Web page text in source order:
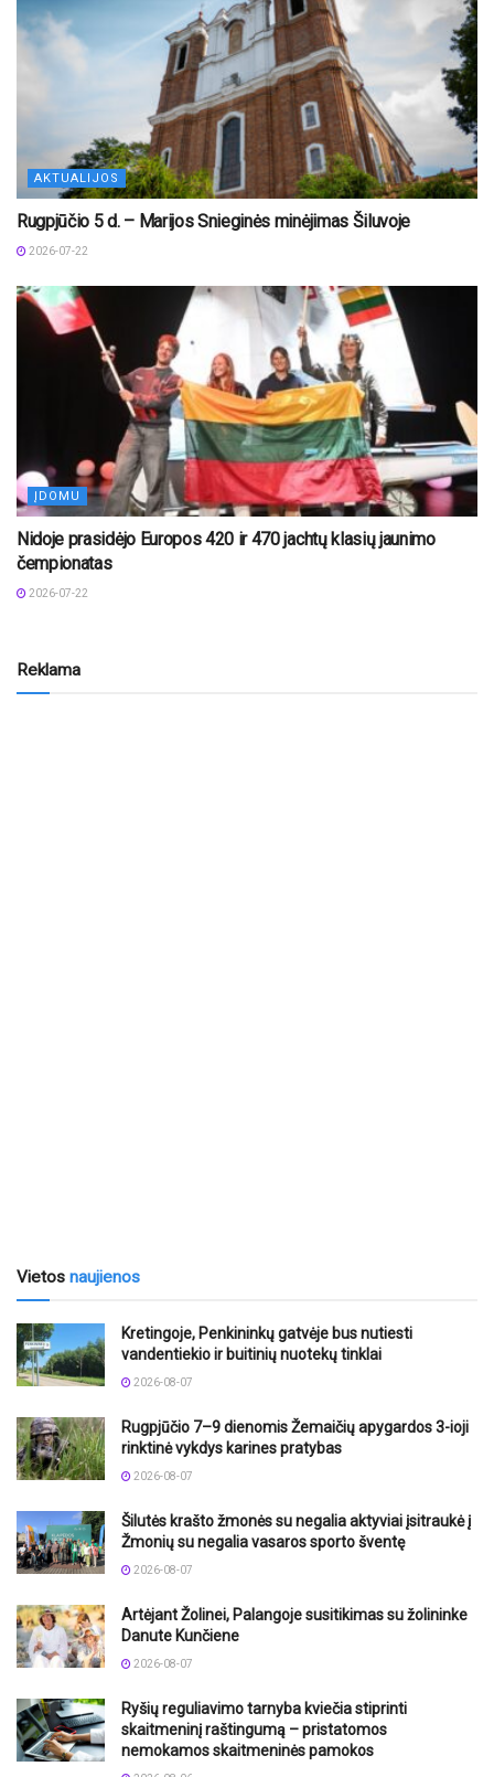
AKTUALIJOS
Rugpjūčio 5 d. – Marijos Snieginės minėjimas Šiluvoje
2026-07-22
ĮDOMU
Nidoje prasidėjo Europos 420 ir 470 jachtų klasių jaunimo
čempionatas
2026-07-22
Reklama
Vietos naujienos
Kretingoje, Penkininkų gatvėje bus nutiesti
vandentiekio ir buitinių nuotekų tinklai
2026-08-07
Rugpjūčio 7–9 dienomis Žemaičių apygardos 3-ioji
rinktinė vykdys karines pratybas
2026-08-07
Šilutės krašto žmonės su negalia aktyviai įsitraukė į
Žmonių su negalia vasaros sporto šventę
2026-08-07
Artėjant Žolinei, Palangoje susitikimas su žolininke
Danute Kunčiene
2026-08-07
Ryšių reguliavimo tarnyba kviečia stiprinti
skaitmeninį raštingumą – pristatomos
nemokamos skaitmeninės pamokos